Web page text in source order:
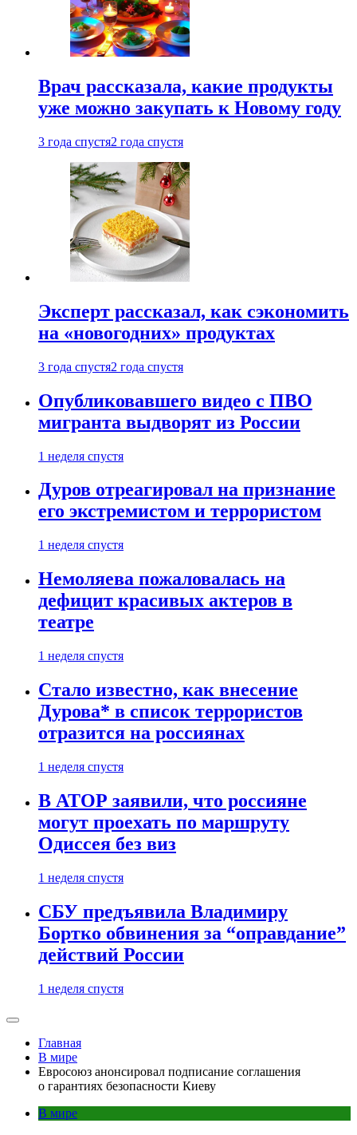
Врач рассказала, какие продукты
уже можно закупать к Новому году
3 года спустя2 года спустя
Эксперт рассказал, как сэкономить
на «новогодних» продуктах
3 года спустя2 года спустя
Опубликовавшего видео с ПВО
мигранта выдворят из России
1 неделя спустя
Дуров отреагировал на признание
его экстремистом и террористом
1 неделя спустя
Немоляева пожаловалась на
дефицит красивых актеров в
театре
1 неделя спустя
Стало известно, как внесение
Дурова* в список террористов
отразится на россиянах
1 неделя спустя
В АТОР заявили, что россияне
могут проехать по маршруту
Одиссея без виз
1 неделя спустя
СБУ предъявила Владимиру
Бортко обвинения за “оправдание”
действий России
1 неделя спустя
Главная
В мире
Евросоюз анонсировал подписание соглашения
о гарантиях безопасности Киеву
В мире